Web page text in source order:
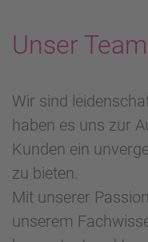
Unser Team
Wir sind
haben es uns zur
Kunden ein
zu bieten.
Mit unserer
unserem